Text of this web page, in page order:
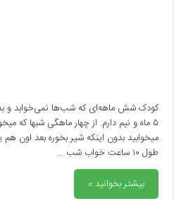
کودک شش ماهه‌ای که شب‌ها نمی‌خوابد و
میخوابید بدون اینکه شیر بخوره بعد اون هم
طول ۱۰ ساعت خواب شب …
بیشتر بخوانید »